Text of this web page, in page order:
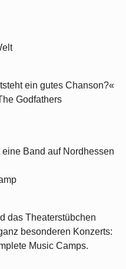
ein gutes Chanson?«
Godfathers
Band auf Nordhessen
das Theaterstübchen
besonderen Konzerts:
Music Camps.